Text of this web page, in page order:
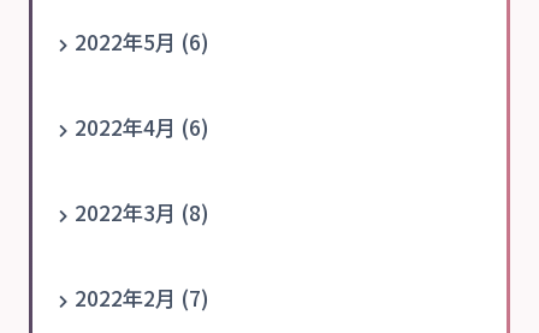
2022年5月 (6)
2022年4月 (6)
2022年3月 (8)
2022年2月 (7)